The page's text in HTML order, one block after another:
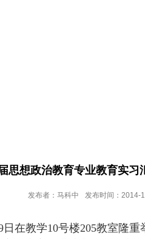
思想政治教育专业教育实
发布者：马科中 发布时间：2014-
日在教学10号楼205教室隆